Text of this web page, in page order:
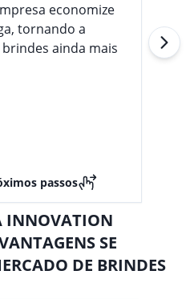
economize
tornando a
ainda mais
passos
INNOVATION
SE
DE BRINDES